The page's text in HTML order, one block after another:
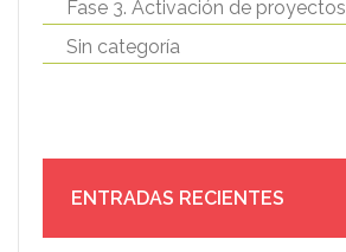
Fase 3. Activación de proyectos
Sin categoría
ENTRADAS RECIENTES